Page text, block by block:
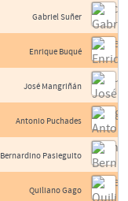
Gabriel Suñer
Enrique Buqué
José Mangriñán
Antonio Puchades
Bernardino Pasieguito
Quiliano Gago